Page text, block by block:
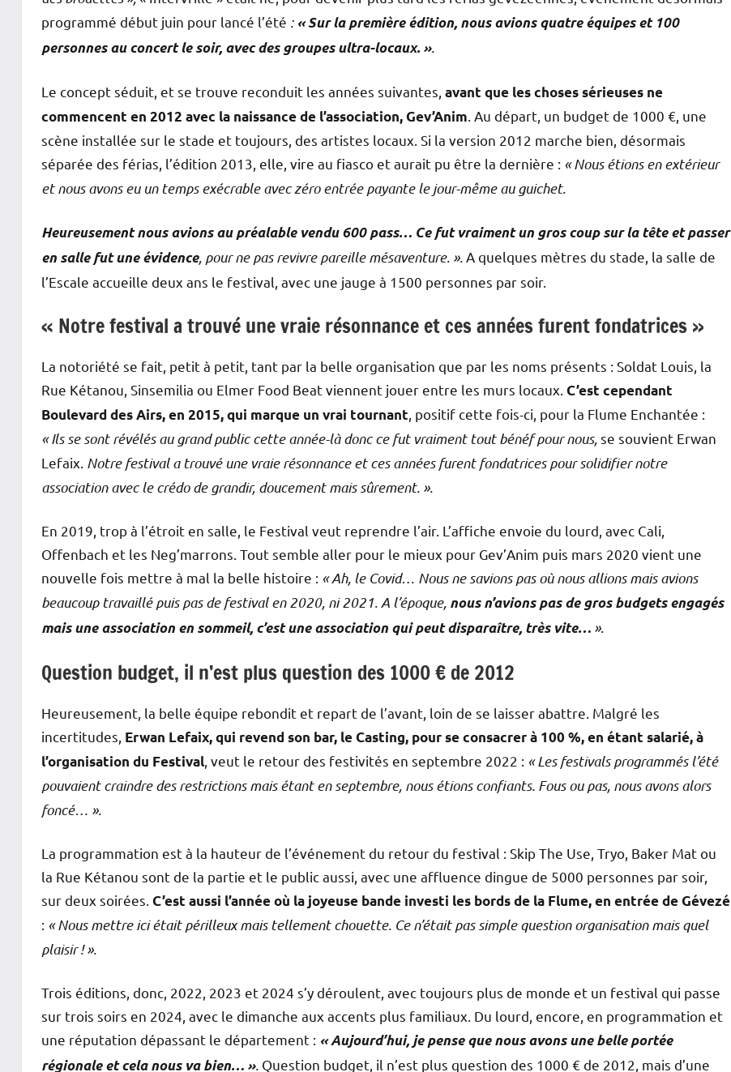
programmé début juin pour lancé l’été :« Sur la première édition, nous avions quatre équipes et 100
personnes au concert le soir, avec des groupes ultra-locaux. ».
Le concept séduit, et se trouve reconduit les années suivantes, avant que les choses sérieuses ne
commencent en 2012 avec la naissance de l’association, Gev’Anim. Au départ, un budget de 1000 €, une
scène installée sur le stade et toujours, des artistes locaux. Si la version 2012 marche bien, désormais
séparée des férias, l’édition 2013, elle, vire au fiasco et aurait pu être la dernière : « Nous étions en extérieur
et nous avons eu un temps exécrable avec zéro entrée payante le jour-même au guichet.
Heureusement nous avions au préalable vendu 600 pass… Ce fut vraiment un gros coup sur la tête et passer
en salle fut une évidence, pour ne pas revivre pareille mésaventure. ».A quelques mètres du stade, la salle de
l’Escale accueille deux ans le festival, avec une jauge à 1500 personnes par soir.
« Notre festival a trouvé une vraie résonnance et ces années furent fondatrices »
La notoriété se fait, petit à petit, tant par la belle organisation que par les noms présents : Soldat Louis, la
Rue Kétanou, Sinsemilia ou Elmer Food Beat viennent jouer entre les murs locaux. C’est cependant
Boulevard des Airs, en 2015, qui marque un vrai tournant, positif cette fois-ci, pour la Flume Enchantée :
« Ils se sont révélés au grand public cette année-là donc ce fut vraiment tout bénéf pour nous,se souvient Erwan
Lefaix. Notre festival a trouvé une vraie résonnance et ces années furent fondatrices pour solidifier notre
association avec le crédo de grandir, doucement mais sûrement. ».
En 2019, trop à l’étroit en salle, le Festival veut reprendre l’air. L’affiche envoie du lourd, avec Cali,
Offenbach et les Neg’marrons. Tout semble aller pour le mieux pour Gev’Anim puis mars 2020 vient une
nouvelle fois mettre à mal la belle histoire : « Ah, le Covid… Nous ne savions pas où nous allions mais avions
beaucoup travaillé puis pas de festival en 2020, ni 2021. A l’époque, nous n’avions pas de gros budgets engagés
mais une association en sommeil, c’est une association qui peut disparaître, très vite… ».
Question budget, il n’est plus question des 1000 € de 2012
Heureusement, la belle équipe rebondit et repart de l’avant, loin de se laisser abattre. Malgré les
incertitudes, Erwan Lefaix, qui revend son bar, le Casting, pour se consacrer à 100 %, en étant salarié, à
l’organisation du Festival, veut le retour des festivités en septembre 2022 : « Les festivals programmés l’été
pouvaient craindre des restrictions mais étant en septembre, nous étions confiants. Fous ou pas, nous avons alors
foncé… ».
La programmation est à la hauteur de l’événement du retour du festival : Skip The Use, Tryo, Baker Mat ou
la Rue Kétanou sont de la partie et le public aussi, avec une affluence dingue de 5000 personnes par soir,
sur deux soirées. C’est aussi l’année où la joyeuse bande investi les bords de la Flume, en entrée de Gévezé
: « Nous mettre ici était périlleux mais tellement chouette. Ce n’était pas simple question organisation mais quel
plaisir ! ».
Trois éditions, donc, 2022, 2023 et 2024 s’y déroulent, avec toujours plus de monde et un festival qui passe
sur trois soirs en 2024, avec le dimanche aux accents plus familiaux. Du lourd, encore, en programmation et
une réputation dépassant le département : « Aujourd’hui, je pense que nous avons une belle portée
régionale et cela nous va bien… ». Question budget, il n’est plus question des 1000 € de 2012, mais d’une